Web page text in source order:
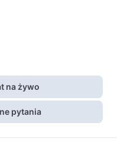
na żywo
pytania